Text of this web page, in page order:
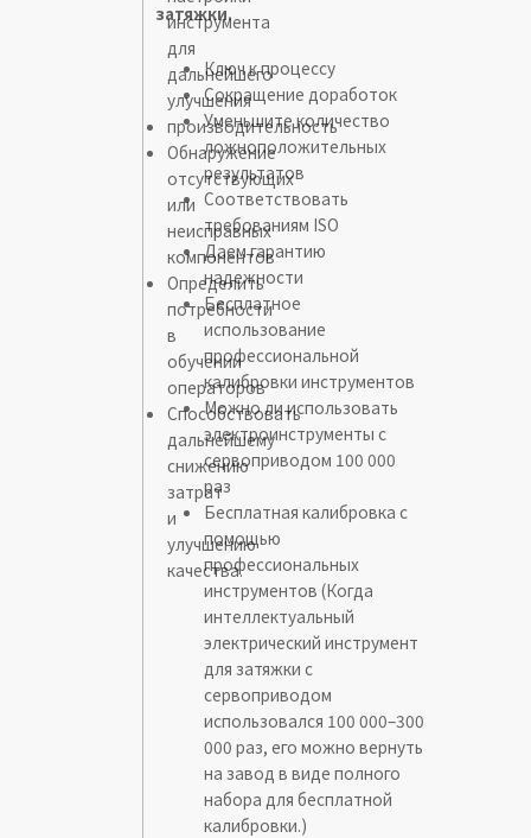
инструмента
для
дальнейшего
улучшения
производительность
Обнаружение
отсутствующих
или
неисправных
компонентов
Определить
потребности
в
обучении
операторов
Способствовать
дальнейшему
снижению
затрат
и
улучшению
качества.
затяжки.
Ключ к процессу
Сокращение доработок
Уменьшите количество
ложноположительных
результатов
Соответствовать
требованиям ISO
Даем гарантию
надежности
Бесплатное
использование
профессиональной
калибровки инструментов
Можно ли использовать
электроинструменты с
сервоприводом 100 000
раз
Бесплатная калибровка с
помощью
профессиональных
инструментов (Когда
интеллектуальный
электрический инструмент
для затяжки с
сервоприводом
использовался 100 000–300
000 раз, его можно вернуть
на завод в виде полного
набора для бесплатной
калибровки.)